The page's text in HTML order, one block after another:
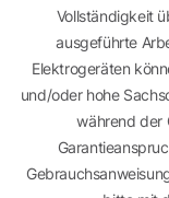
Vollständigkeit
ausgeführte
Elektrogeräten
und/oder hohe
während der